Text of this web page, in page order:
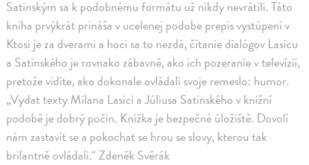
Satinským sa k podobnému formátu už nikdy nevrátili. Táto
kniha prvýkrát prináša v ucelenej podobe prepis vystúpení v
Ktosi je za dverami a hoci sa to nezdá, čítanie dialógov Lasicu
a Satinského je rovnako zábavné, ako ich pozeranie v televízii,
pretože vidíte, ako dokonale ovládali svoje remeslo: humor.
„Vydat texty Milana Lasici a Júliusa Satinského v knižní
podobě je dobrý počin. Knížka je bezpečné úložiště. Dovolí
nám zastavit se a pokochat se hrou se slovy, kterou tak
brilantně ovládali.“ Zdeněk Svěrák